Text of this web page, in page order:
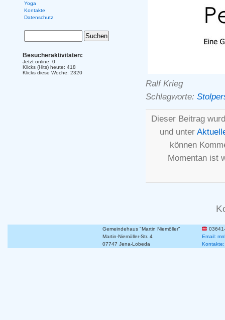
Ralf Krieg
Schlagworte:
Dieser Beitrag
und unter
können
Momentan ist
Yoga
Kontakte
Datenschutz
Besucheraktivitäten:
Jetzt online: 0
Klicks (Hits) heute: 418
Klicks diese Woche: 2320
Gemeindehaus "Martin Niemöller"
Martin-Niemöller-Str. 4
Email:
07747 Jena-Lobeda